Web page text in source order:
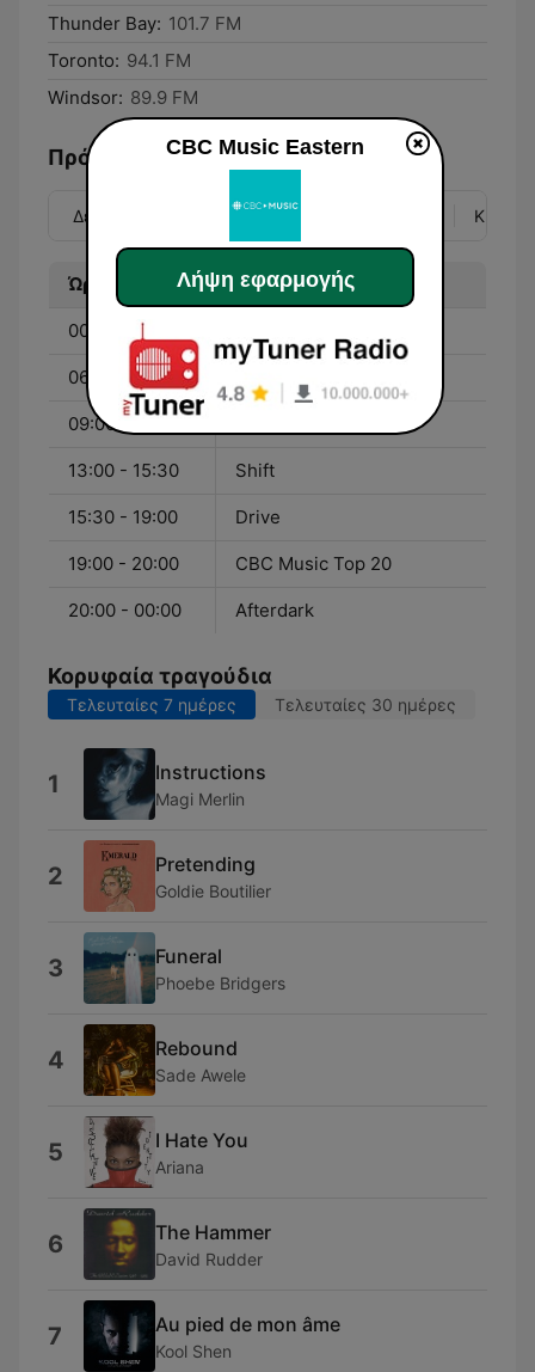
Thunder Bay: 101.7 FM
Toronto: 94.1 FM
Windsor: 89.9 FM
Πρόγραμμα
Δευ Τετ Πέμ Κυρ
Ώρα Πρόγραμμα
00:00 - 06:00
06:00 - 09:00
09:00 - 13:00
13:00 - 15:30 Shift
15:30 - 19:00 Drive
19:00 - 20:00 CBC Music Top 20
20:00 - 00:00 Afterdark
Κορυφαία τραγούδια
Τελευταίες 7 ημέρες Τελευταίες 30 ημέρες
1 Instructions
Magi Merlin
2 Pretending
Goldie Boutilier
3 Funeral
Phoebe Bridgers
4 Rebound
Sade Awele
5 I Hate You
Ariana
6 The Hammer
David Rudder
7 Au pied de mon âme
Kool Shen
CBC Music Eastern
Λήψη εφαρμογής